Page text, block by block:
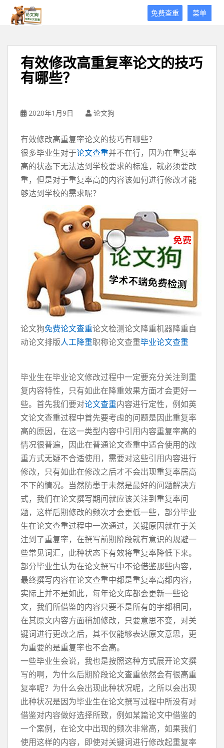
菜单
免费查重
有效修改高重复率论文的技巧
有哪些？
2020年1月9日 论文狗
有效修改高重复率论文的技巧有哪些？
很多毕业生对于论文查重并不在行，因为在重复率
高的状态下无法达到学校要求的标准，就必须要改
重，但是对于重复率高的内容该如何进行修改才能
够达到学校的需求呢？
论文狗免费论文查重论文检测论文降重机器降重自
动论文排版人工降重职称论文查重毕业论文查重
毕业生在毕业论文修改过程中一定要充分关注到重
复内容特性，只有如此在降重效果方面才会更好一
些。首先我们要对论文查重内容进行定性，例如英
文论文查重过程中首先要考虑的问题是因此重复率
高的原因，在这一类型内容中引用内容重复率高的
情况很普遍，因此在普通论文查重中适合使用的改
重方式无疑不合适使用，需要对这些引用内容进行
修改，只有如此在修改之后才不会出现重复率居高
不下的情况。当然防患于未然是最好的问题解决方
式，我们在论文撰写期间就应该关注到重复率问
题，这样后期修改的频次才会更低一些，部分毕业
生在论文查重过程中一次通过，关键原因就在于关
注到了重复率，在撰写前期阶段就有意识的规避一
些常见词汇，此种状态下有效将重复率降低下来。
部分毕业生认为在论文撰写中不论借鉴那些内容，
最终撰写内容在论文查重中都是重复率高都内容，
实际上并不是如此，每年论文库都会更新一些论
文，我们所借鉴的内容只要不是所有的字都相同，
在其原文内容方面稍加修改，只要意思不变，对关
键词进行更改之后，其不仅能够表达原文意思，更
为重要的是重复率也不会高。
一些毕业生会说，我也是按照这种方式展开论文撰
写的啊，为什么后期阶段论文查重依然会有很高重
复率呢？为什么会出现此种状况呢，之所以会出现
此种状况是因为毕业生在论文撰写过程中所没有对
借鉴对内容做好选择所致，例如某篇论文中借鉴的
一个案例，在论文中出现的频次非常高，如果我们
使用这样的内容，即使对关键词进行修改起重复率